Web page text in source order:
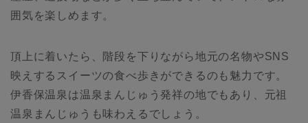
囲気を楽しめます。
頂上に着いたら、階段を下りながら地元の名物やSNS
映えするスイーツの食べ歩きができるのも魅力です。
伊香保温泉は温泉まんじゅう発祥の地でもあり、元祖
温泉まんじゅうも味わえるでしょう。